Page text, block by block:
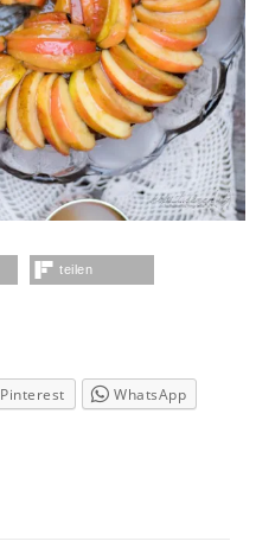
teilen
Pinterest WhatsApp